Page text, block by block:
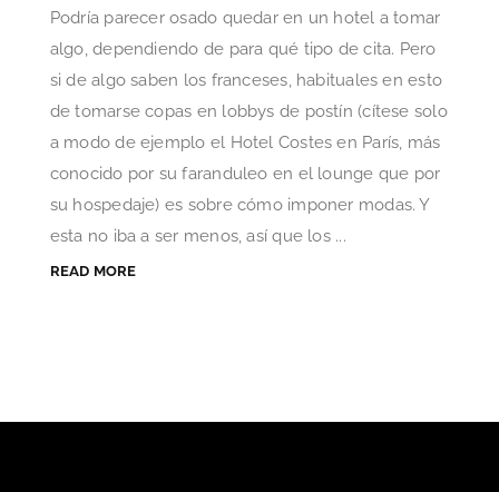
Podría parecer osado quedar en un hotel a tomar
algo, dependiendo de para qué tipo de cita. Pero
si de algo saben los franceses, habituales en esto
de tomarse copas en lobbys de postín (cítese solo
a modo de ejemplo el Hotel Costes en París, más
conocido por su faranduleo en el lounge que por
su hospedaje) es sobre cómo imponer modas. Y
esta no iba a ser menos, así que los ...
READ MORE